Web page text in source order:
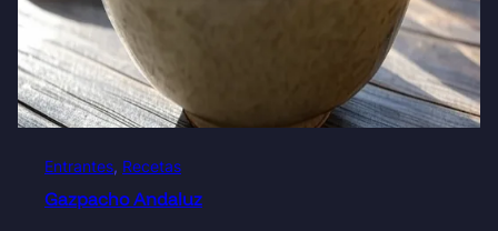
Entrantes, Recetas
Gazpacho Andaluz